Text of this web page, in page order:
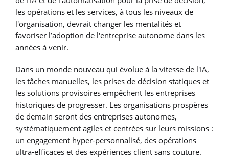
les opérations et les services, à tous les niveaux de
l'organisation, devrait changer les mentalités et
favoriser l’adoption de l'entreprise autonome dans les
années à venir.
Dans un monde nouveau qui évolue à la vitesse de l'IA,
les tâches manuelles, les prises de décision statiques et
les solutions provisoires empêchent les entreprises
historiques de progresser. Les organisations prospères
de demain seront des entreprises autonomes,
systématiquement agiles et centrées sur leurs missions :
un engagement hyper-personnalisé, des opérations
ultra-efficaces et des expériences client sans couture.